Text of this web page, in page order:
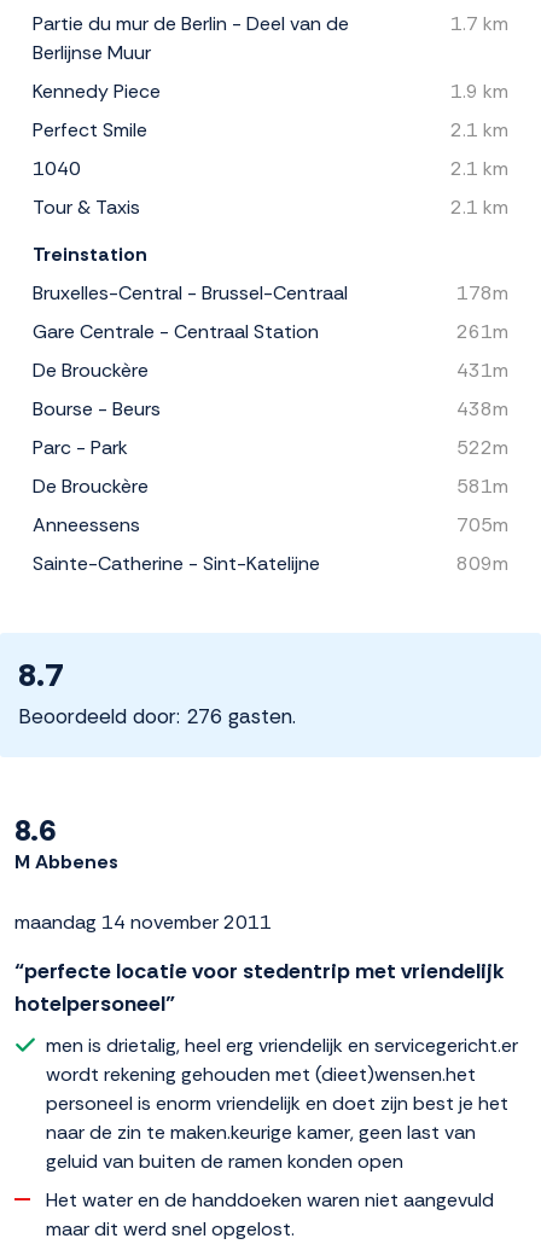
Partie du mur de Berlin - Deel van de
Berlijnse Muur
1.7 km
Kennedy Piece
1.9 km
Perfect Smile
2.1 km
1040
2.1 km
Tour & Taxis
2.1 km
Treinstation
Bruxelles-Central - Brussel-Centraal
178m
Gare Centrale - Centraal Station
261m
De Brouckère
431m
Bourse - Beurs
438m
Parc - Park
522m
De Brouckère
581m
Anneessens
705m
Sainte-Catherine - Sint-Katelijne
809m
8.7
Beoordeeld door: 276 gasten.
8.6
M Abbenes
maandag 14 november 2011
“perfecte locatie voor stedentrip met vriendelijk
hotelpersoneel”
men is drietalig, heel erg vriendelijk en servicegericht.er
wordt rekening gehouden met (dieet)wensen.het
personeel is enorm vriendelijk en doet zijn best je het
naar de zin te maken.keurige kamer, geen last van
geluid van buiten de ramen konden open
Het water en de handdoeken waren niet aangevuld
maar dit werd snel opgelost.